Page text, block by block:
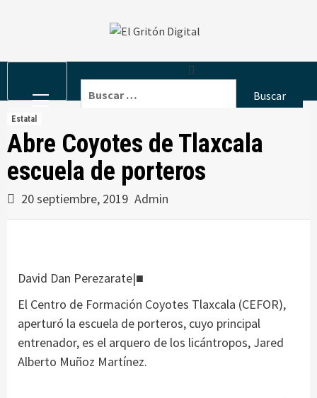
Menu
Estatal
Abre Coyotes de Tlaxcala
escuela de porteros
20 septiembre, 2019 Admin
David Dan Perezarate|■
El Centro de Formación Coyotes Tlaxcala (CEFOR),
aperturó la escuela de porteros, cuyo principal
entrenador, es el arquero de los licántropos, Jared
Alberto Muñoz Martínez.